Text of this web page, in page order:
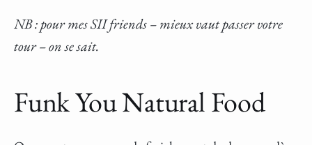
NB : pour mes SII friends – mieux vaut passer votre
tour – on se sait.
Funk You Natural Food